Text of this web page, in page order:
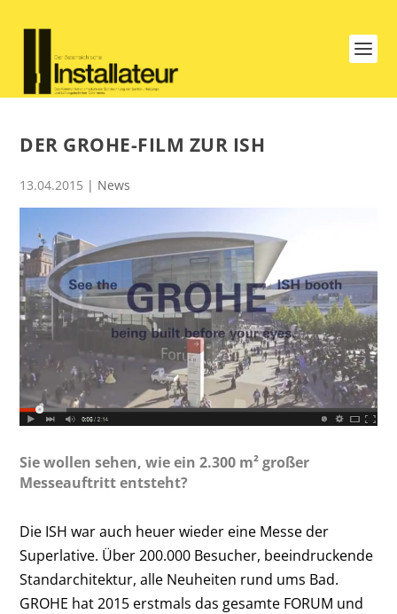
DER GROHE-FILM ZUR ISH
13.04.2015 | News
Sie wollen sehen, wie ein 2.300 m² großer
Messeauftritt entsteht?
Die ISH war auch heuer wieder eine Messe der
Superlative. Über 200.000 Besucher, beeindruckende
Standarchitektur, alle Neuheiten rund ums Bad.
GROHE hat 2015 erstmals das gesamte FORUM und